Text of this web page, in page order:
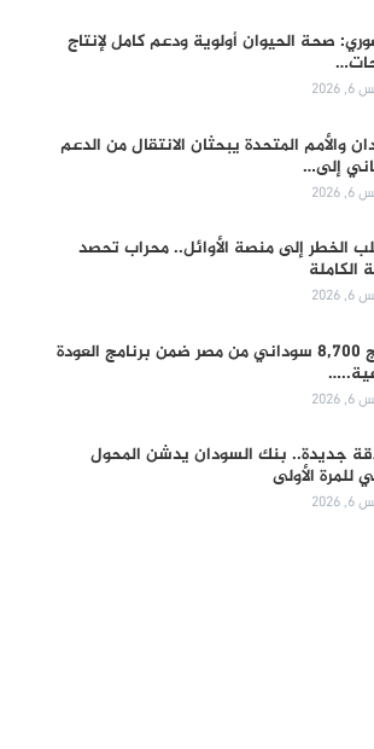
صحة الحيوان أولوية ودعم كامل لإنتاج
والأمم المتحدة يبحثان الانتقال من الدعم
إلى…
الخطر إلى منصة الأوائل.. محراب تحصد
الكاملة
تفويج 8,700 سوداني من مصر ضمن برنامج العودة
جديدة.. بنك السودان يدشن المحول
للمرة الأولى